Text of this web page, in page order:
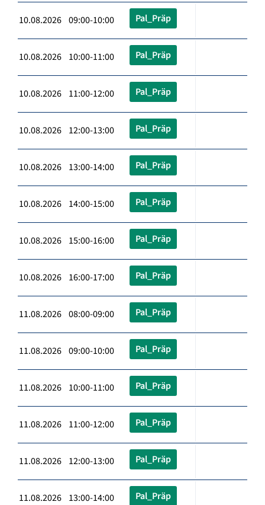
10.08.2026 09:00-10:00 Pal_Präp
10.08.2026 10:00-11:00 Pal_Präp
10.08.2026 11:00-12:00 Pal_Präp
10.08.2026 12:00-13:00 Pal_Präp
10.08.2026 13:00-14:00 Pal_Präp
10.08.2026 14:00-15:00 Pal_Präp
10.08.2026 15:00-16:00 Pal_Präp
10.08.2026 16:00-17:00 Pal_Präp
11.08.2026 08:00-09:00 Pal_Präp
11.08.2026 09:00-10:00 Pal_Präp
11.08.2026 10:00-11:00 Pal_Präp
11.08.2026 11:00-12:00 Pal_Präp
11.08.2026 12:00-13:00 Pal_Präp
11.08.2026 13:00-14:00 Pal_Präp